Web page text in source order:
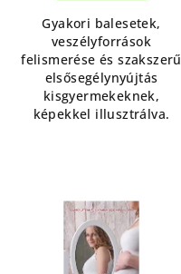
Gyakori balesetek,
veszélyforrások
felismerése és szakszerű
elsősegélynyújtás
kisgyermekeknek,
képekkel illusztrálva.